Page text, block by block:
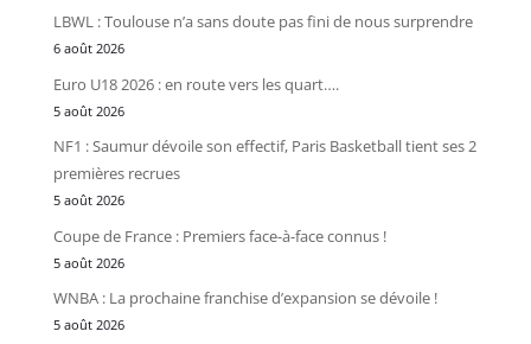
LBWL : Toulouse n’a sans doute pas fini de nous surprendre
6 août 2026
Euro U18 2026 : en route vers les quart….
5 août 2026
NF1 : Saumur dévoile son effectif, Paris Basketball tient ses 2
premières recrues
5 août 2026
Coupe de France : Premiers face-à-face connus !
5 août 2026
WNBA : La prochaine franchise d’expansion se dévoile !
5 août 2026